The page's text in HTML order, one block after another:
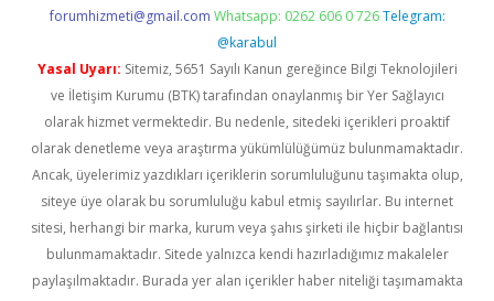
forumhizmeti@gmail.com Whatsapp: 0262 606 0 726 Telegram:
@karabul
Yasal Uyarı: Sitemiz, 5651 Sayılı Kanun gereğince Bilgi Teknolojileri
ve İletişim Kurumu (BTK) tarafından onaylanmış bir Yer Sağlayıcı
olarak hizmet vermektedir. Bu nedenle, sitedeki içerikleri proaktif
olarak denetleme veya araştırma yükümlülüğümüz bulunmamaktadır.
Ancak, üyelerimiz yazdıkları içeriklerin sorumluluğunu taşımakta olup,
siteye üye olarak bu sorumluluğu kabul etmiş sayılırlar. Bu internet
sitesi, herhangi bir marka, kurum veya şahıs şirketi ile hiçbir bağlantısı
bulunmamaktadır. Sitede yalnızca kendi hazırladığımız makaleler
paylaşılmaktadır. Burada yer alan içerikler haber niteliği taşımamakta